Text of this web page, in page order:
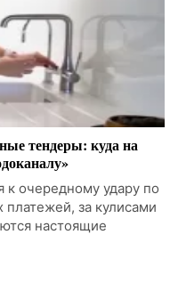
тендеры: куда на
к очередному удару по
за кулисами
настоящие